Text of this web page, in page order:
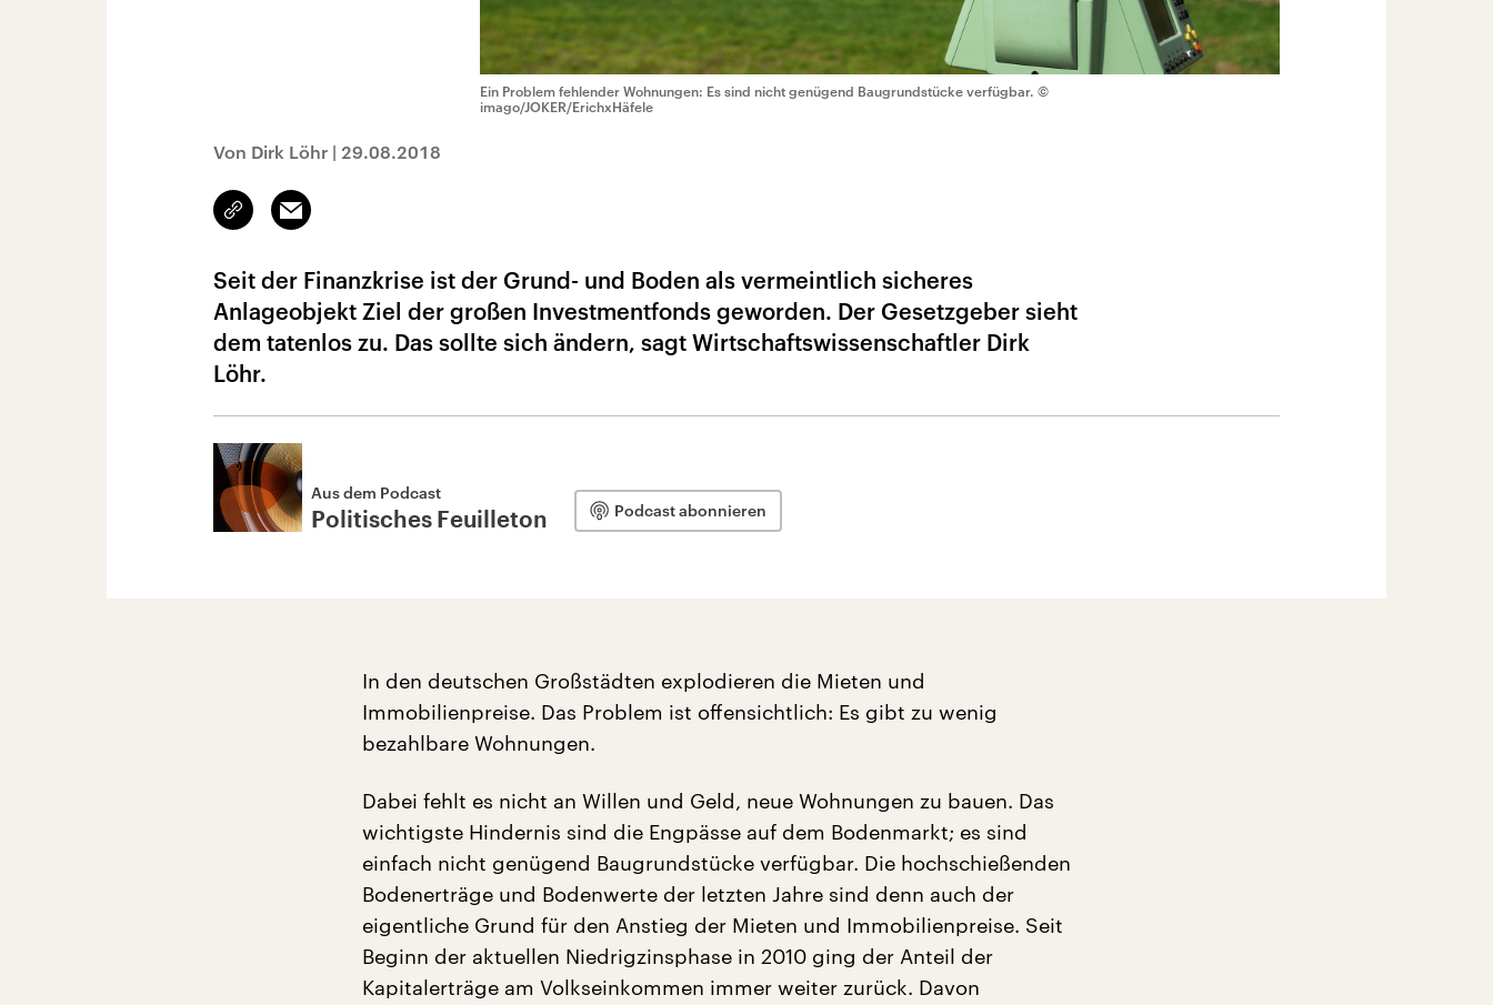
Ein Problem fehlender Wohnungen: Es sind nicht genügend Baugrundstücke verfügbar. ©
imago/JOKER/ErichxHäfele
Von Dirk Löhr | 29.08.2018
Link
kopieren/teilen
Email
Seit der Finanzkrise ist der Grund- und Boden als vermeintlich sicheres
Anlageobjekt Ziel der großen Investmentfonds geworden. Der Gesetzgeber sieht
dem tatenlos zu. Das sollte sich ändern, sagt Wirtschaftswissenschaftler Dirk
Löhr.
Aus dem Podcast
Politisches Feuilleton Podcast abonnieren
In den deutschen Großstädten explodieren die Mieten und
Immobilienpreise. Das Problem ist offensichtlich: Es gibt zu wenig
bezahlbare Wohnungen.
Dabei fehlt es nicht an Willen und Geld, neue Wohnungen zu bauen. Das
wichtigste Hindernis sind die Engpässe auf dem Bodenmarkt; es sind
einfach nicht genügend Baugrundstücke verfügbar. Die hochschießenden
Bodenerträge und Bodenwerte der letzten Jahre sind denn auch der
eigentliche Grund für den Anstieg der Mieten und Immobilienpreise. Seit
Beginn der aktuellen Niedrigzinsphase in 2010 ging der Anteil der
Kapitalerträge am Volkseinkommen immer weiter zurück. Davon